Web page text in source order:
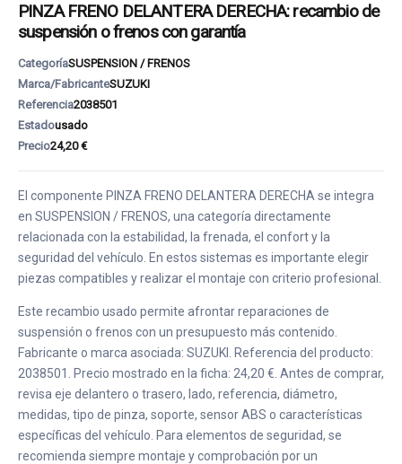
PINZA FRENO DELANTERA DERECHA: recambio de
suspensión o frenos con garantía
CategoríaSUSPENSION / FRENOS
Marca/FabricanteSUZUKI
Referencia2038501
Estadousado
Precio24,20 €
El componente PINZA FRENO DELANTERA DERECHA se integra
en SUSPENSION / FRENOS, una categoría directamente
relacionada con la estabilidad, la frenada, el confort y la
seguridad del vehículo. En estos sistemas es importante elegir
piezas compatibles y realizar el montaje con criterio profesional.
Este recambio usado permite afrontar reparaciones de
suspensión o frenos con un presupuesto más contenido.
Fabricante o marca asociada: SUZUKI. Referencia del producto:
2038501. Precio mostrado en la ficha: 24,20 €. Antes de comprar,
revisa eje delantero o trasero, lado, referencia, diámetro,
medidas, tipo de pinza, soporte, sensor ABS o características
específicas del vehículo. Para elementos de seguridad, se
recomienda siempre montaje y comprobación por un